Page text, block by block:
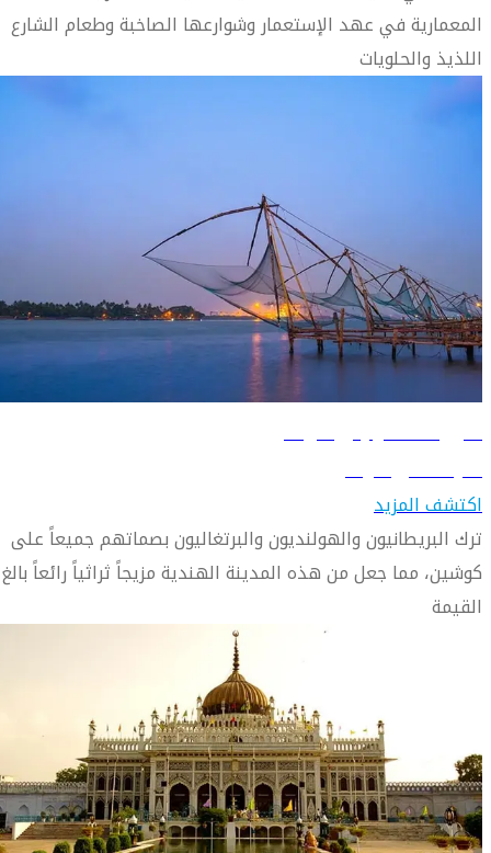
المعمارية في عهد الإستعمار وشوارعها الصاخبة وطعام الشارع
اللذيذ والحلويات
دليل السفر إلى كوشين
تعرّف على كوشين
اكتشف المزيد
ترك البريطانيون والهولنديون والبرتغاليون بصماتهم جميعاً على
كوشين، مما جعل من هذه المدينة الهندية مزيجاً ثراثياً رائعاً بالغ
القيمة